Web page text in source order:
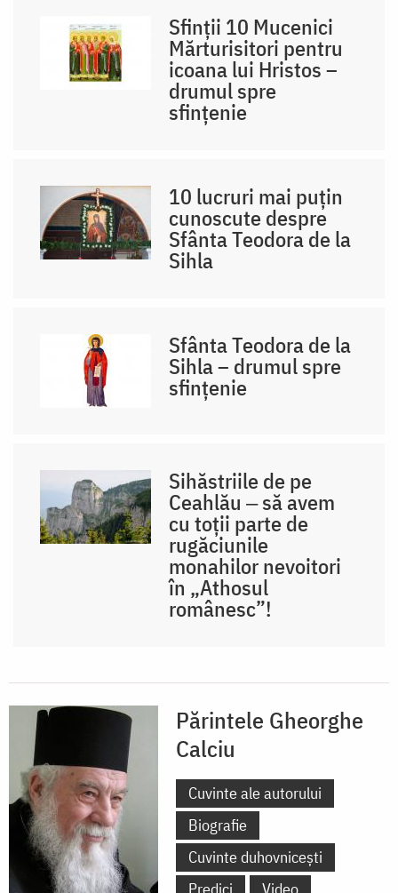
Sfinții 10 Mucenici
Mărturisitori pentru
icoana lui Hristos –
drumul spre
sfințenie
10 lucruri mai puțin
cunoscute despre
Sfânta Teodora de la
Sihla
Sfânta Teodora de la
Sihla – drumul spre
sfințenie
Sihăstriile de pe
Ceahlău ‒ să avem
cu toții parte de
rugăciunile
monahilor nevoitori
în „Athosul
românesc”!
Părintele Gheorghe
Calciu
Cuvinte ale autorului
Biografie
Cuvinte duhovnicești
Predici
Video